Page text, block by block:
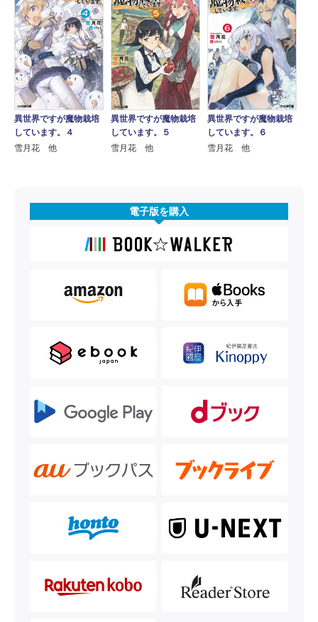
異世界ですが魔物栽培
しています。４
雪月花 他
異世界ですが魔物栽培
しています。５
雪月花 他
異世界ですが魔物栽培
しています。６
雪月花 他
電子版を購入